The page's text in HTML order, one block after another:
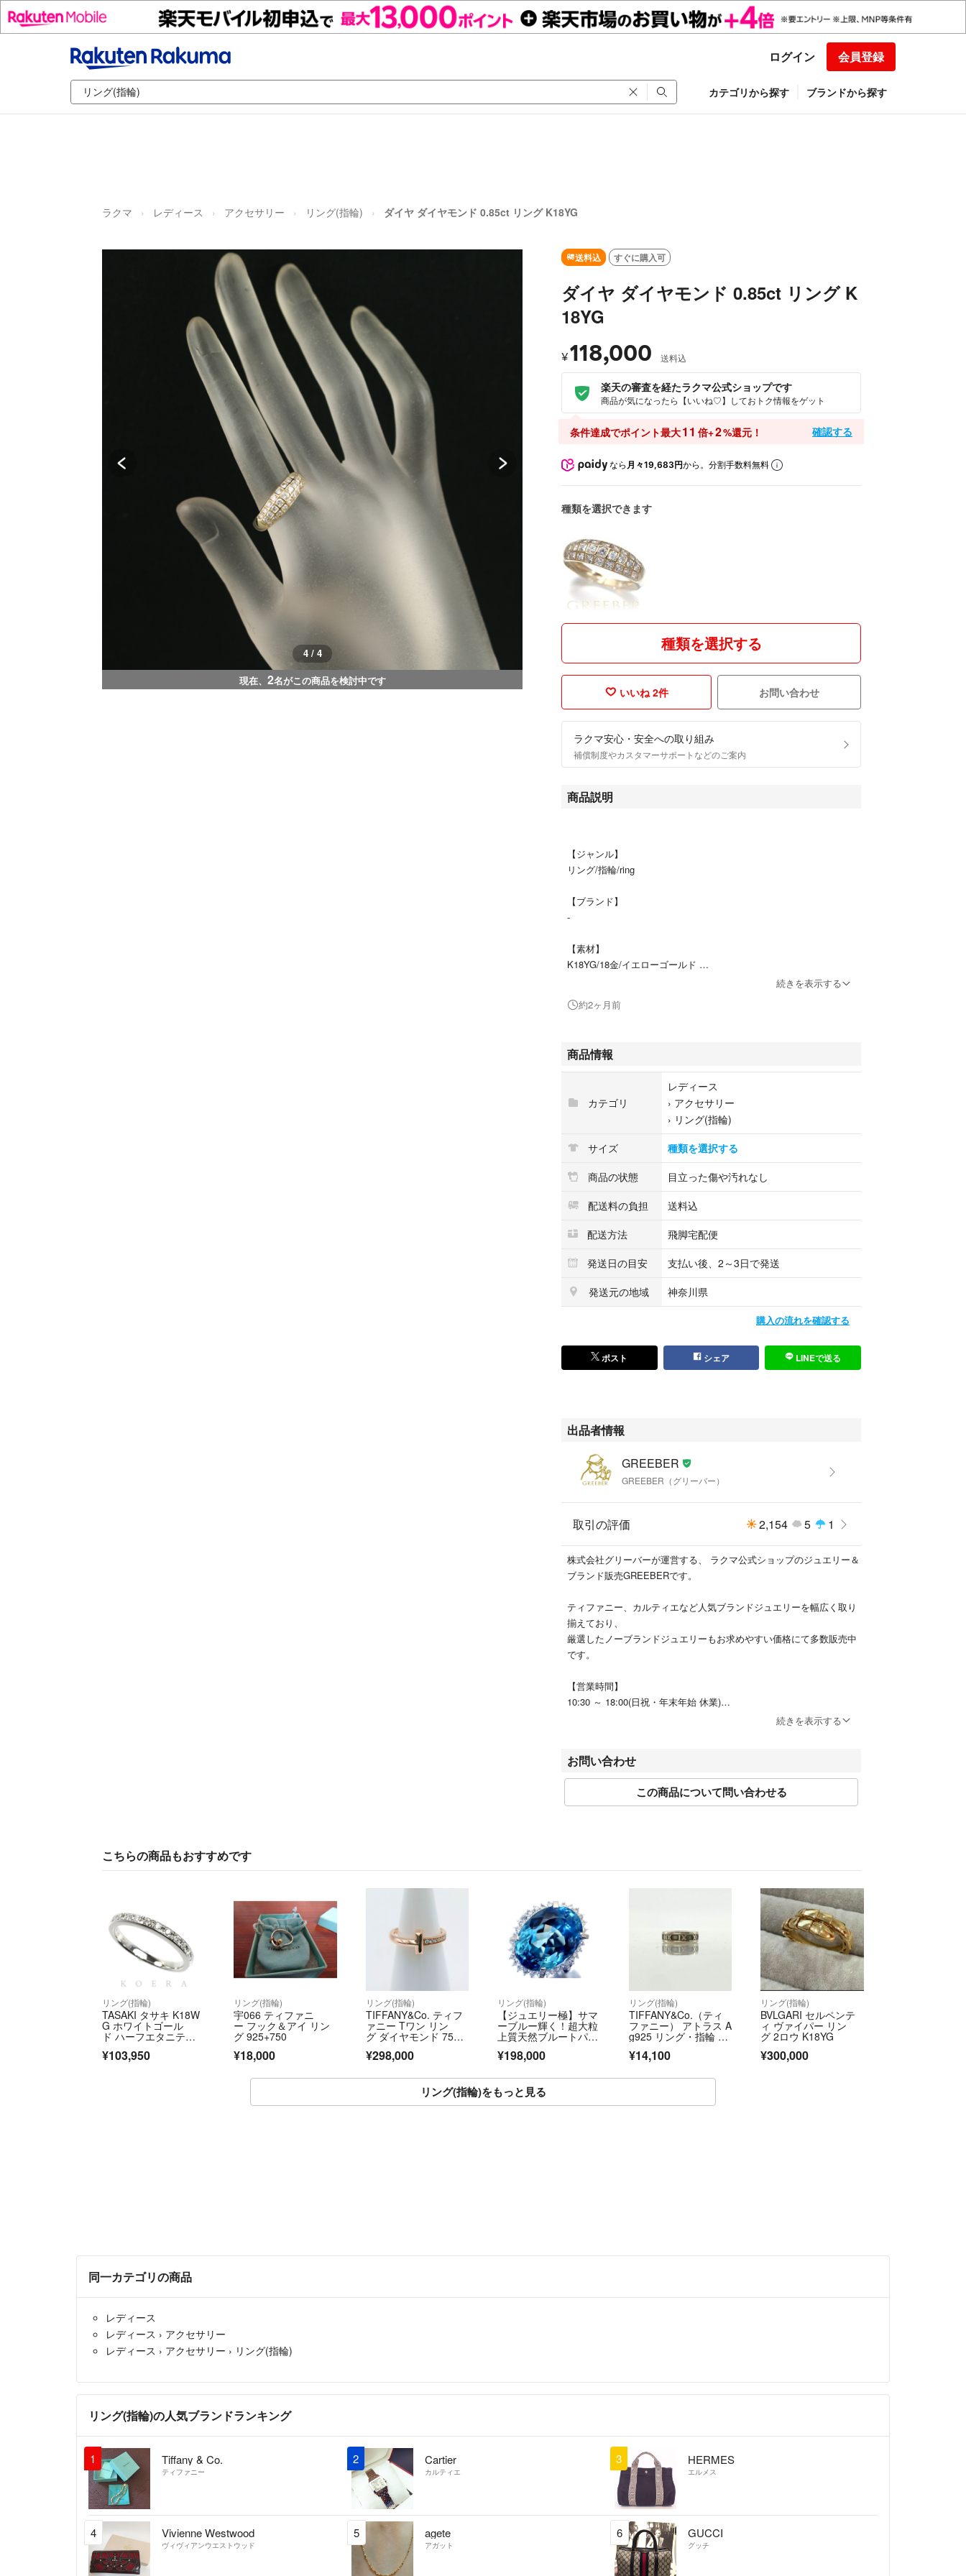
ログイン 会員登録
カテゴリから探す ブランドから探す
ラクマ レディース アクセサリー リング(指輪) ダイヤ ダイヤモンド 0.85ct リング K18YG
4 / 4
現在、 2名がこの商品を検討中です
送料込 すぐに購入可
ダイヤ ダイヤモンド 0.85ct リング K
18YG
¥118,000 送料込
楽天の審査を経たラクマ公式ショップです
商品が気になったら【いいね♡】しておトク情報をゲット
条件達成でポイント最大11 倍+2%還元！ 確認する
なら 月々19,683円から。分割手数料無料
種類を選択できます
種類を選択する
いいね 2件 お問い合わせ
ラクマ安心・安全への取り組み
補償制度やカスタマーサポートなどのご案内
商品説明
【ジャンル】
リング/指輪/ring
【ブランド】
-
【素材】
K18YG/18金/イエローゴールド
3.3g
リングサイズ:実寸17号
デザイン幅:約6.5mm
ダイヤモンド:総計0.85ct
※ダイヤモンドの2石程にはフラクチャーの表面派生が、端の1石には
ガードル付近の僅かな面カケがございますが、ほぼ肉眼で確認できる
レベルではございません。
なし
【商品状態】
※リング腹側には僅かなサイズ直し跡がございますが、着用時に目に
【商品管理番号】
195554
と溢れるようなダイヤモンドの輝きをぎっしりと飾った眩い一品。ス
タイリッシュなデザインとともにお手元を美しく飾ってくれますよ。
【備考】
リングのサイズ直しを有料にて承っております。一部ブランドジュエ
リーやデザインによってお直しができない商品もございますのでご希
望の場合は事前にお問い合わせください。
続きを表示する
約2ヶ月前
商品情報
カテゴリ
レディース
› アクセサリー
› リング(指輪)
サイズ
種類を選択する
商品の状態
目立った傷や汚れなし
配送料の負担
送料込
配送方法
飛脚宅配便
発送日の目安
支払い後、2～3日で発送
発送元の地域
神奈川県
購入の流れを確認する
ポスト シェア LINEで送る
出品者情報
GREEBER
GREEBER（グリーバー）
取引の評価 2,154 5 1
株式会社グリーバーが運営する、 ラクマ公式ショップのジュエリー＆
ブランド販売GREEBERです。
ティファニー、カルティエなど人気ブランドジュエリーを幅広く取り
揃えており、
厳選したノーブランドジュエリーもお求めやすい価格にて多数販売中
です。
【営業時間】
10:30 ～ 18:00(日祝・年末年始 休業)
商品ページの【コメント】からお問合せください。
営業時間外は翌営業日にご返信いたします。
●在庫について
売切れの際はキャンセルとさせていただく場合がございますのでご了
承ください。
●ご返品について
中古商品のみイメージ違い等での返品が可能です。（未使用の場合の
（新品商品、Sランク高額バッグ、一部高額中古ジュエリー、加工を
行った商品は除く）
商品到着後【２日以内】ご連絡をいただき【４日以内】にご返送下さ
ご返送商品確認後、ご返金・キャンセル処理を致します。
ルさせて頂く場合がございます。
【古物取扱いについて】
【適格請求書登録番号】
適格請求書登録番号：T5021001030987
よって運営されています。
https://fril.jp/ts/official/law/a081/
https://fril.jp/ts/official/law/a081/#return_policy
続きを表示する
お問い合わせ
この商品について問い合わせる
こちらの商品もおすすめです
リング(指輪)
TASAKI タサキ K18W
G ホワイトゴール
ド ハーフエタニテ
ヤモンド0.19ct 15
¥103,950
リング(指輪)
宇066 ティファニ
ー フック＆アイ リン
グ 925+750
¥18,000
リング(指輪)
TIFFANY&Co. ティフ
ァニー Tワン リン
グ ダイヤモンド 750P
342 約7.5号 K18ピン
ールド レディース
¥298,000
リング(指輪)
【ジュエリー極】サマ
ーブルー輝く！超大粒
上質天然ブルートパー
ンド0.65ct 超高級Pt85
【送料無料】
¥198,000
リング(指輪)
TIFFANY&Co.（ティ
ファニー） アトラス A
g925 リング・指輪 5.
¥14,100
リング(指輪)
BVLGARI セルペンテ
ィ ヴァイパー リン
グ 2ロウ K18YG
¥300,000
リング(指輪)をもっと見る
同一カテゴリの商品
レディース
レディース › アクセサリー
レディース › アクセサリー › リング(指輪)
リング(指輪)の人気ブランドランキング
1 Tiffany & Co.
ティファニー
2 Cartier
カルティエ
3 HERMES
エルメス
4 Vivienne Westwood
ヴィヴィアンウエストウッド
5 agete
アガット
6 GUCCI
グッチ